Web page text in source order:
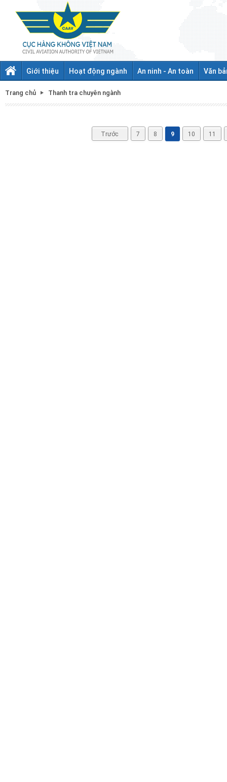
Giới thiệu Hoạt động ngành An ninh - An toàn Văn
Trang chủ Thanh tra chuyên ngành
Trước 7 8 9 10 11